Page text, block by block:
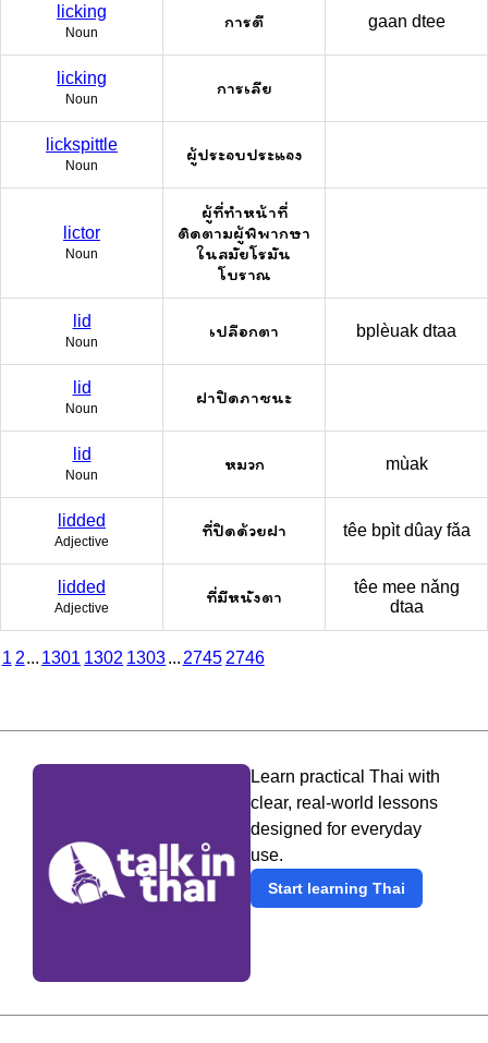
licking
Noun
การตี gaan dtee
licking
Noun
การเลีย
lickspittle
Noun
ผู้ประจบประแจง
lictor
Noun
ผู้ที่ทำหน้าที่
ติดตามผู้พิพากษา
ในสมัยโรมัน
โบราณ
lid
Noun
เปลือกตา bplèuak dtaa
lid
Noun
ฝาปิดภาชนะ
lid
Noun
หมวก mùak
lidded
Adjective
ที่ปิดด้วยฝา têe bpìt dûay fǎa
lidded
Adjective
ที่มีหนังตา
têe mee nǎng
dtaa
1 2... 1301 1302 1303... 2745 2746
Learn practical Thai with
clear, real-world lessons
designed for everyday
use.
Start learning Thai